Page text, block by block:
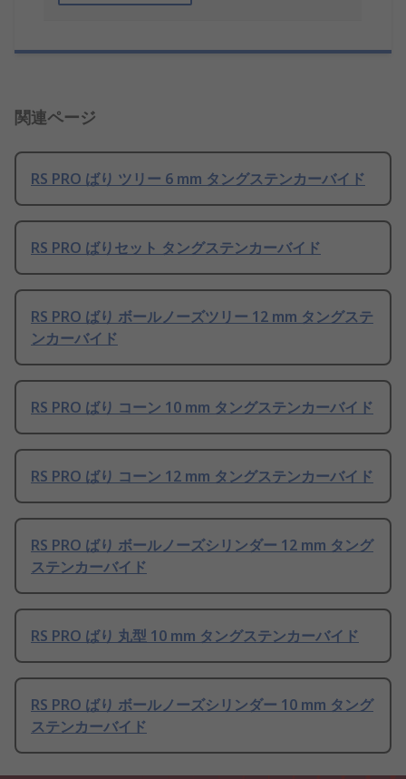
関連ページ
RS PRO ばり ツリー 6 mm タングステンカーバイド
RS PRO ばりセット タングステンカーバイド
RS PRO ばり ボールノーズツリー 12 mm タングステ
ンカーバイド
RS PRO ばり コーン 10 mm タングステンカーバイド
RS PRO ばり コーン 12 mm タングステンカーバイド
RS PRO ばり ボールノーズシリンダー 12 mm タング
ステンカーバイド
RS PRO ばり 丸型 10 mm タングステンカーバイド
RS PRO ばり ボールノーズシリンダー 10 mm タング
ステンカーバイド